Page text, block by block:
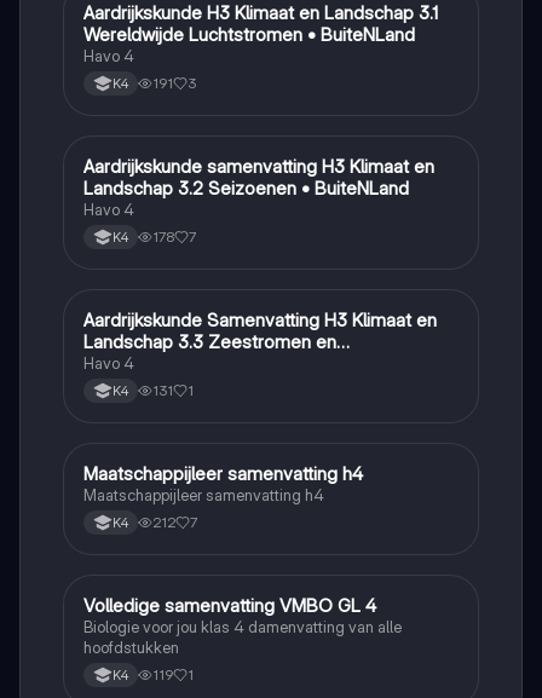
Aardrijkskunde
Aardrijkskunde H3 Klimaat en Landschap 3.1
Wereldwijde Luchtstromen • BuiteNLand
Havo 4
K4 191 3
Aardrijkskunde
Aardrijkskunde samenvatting H3 Klimaat en
Landschap 3.2 Seizoenen • BuiteNLand
Havo 4
K4 178 7
Aardrijkskunde
Aardrijkskunde Samenvatting H3 Klimaat en
Landschap 3.3 Zeestromen en
Klimaatgebieden • BuiteNLand
Havo 4
K4 131 1
Maatschappijleer
Maatschappijleer samenvatting h4
Maatschappijleer samenvatting h4
K4 212 7
Biologie
Volledige samenvatting VMBO GL 4
Biologie voor jou klas 4 damenvatting van alle
hoofdstukken
K4 119 1